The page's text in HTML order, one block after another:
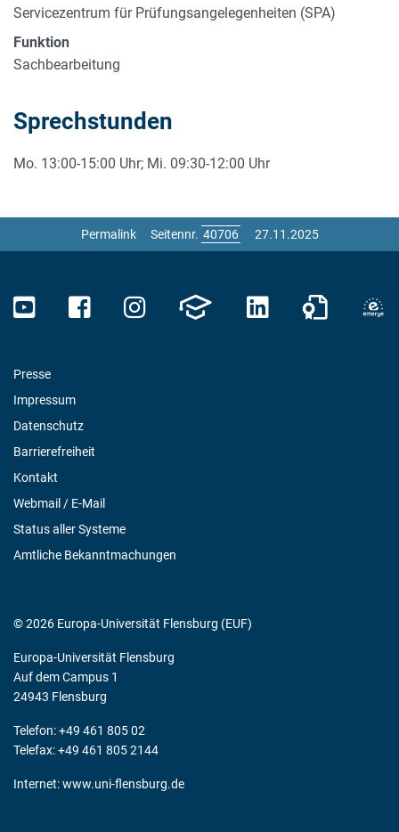
Servicezentrum für Prüfungsangelegenheiten (SPA)
Funktion
Sachbearbeitung
Sprechstunden
Mo. 13:00-15:00 Uhr; Mi. 09:30-12:00 Uhr
Permalink Seitennr. 27.11.2025
Presse
Impressum
Datenschutz
Barrierefreiheit
Kontakt
Webmail / E-Mail
Status aller Systeme
Amtliche Bekanntmachungen
© 2026 Europa-Universität Flensburg (EUF)
Europa-Universität Flensburg
Auf dem Campus 1
24943 Flensburg
Telefon: +49 461 805 02
Telefax: +49 461 805 2144
Internet:www.uni-flensburg.de